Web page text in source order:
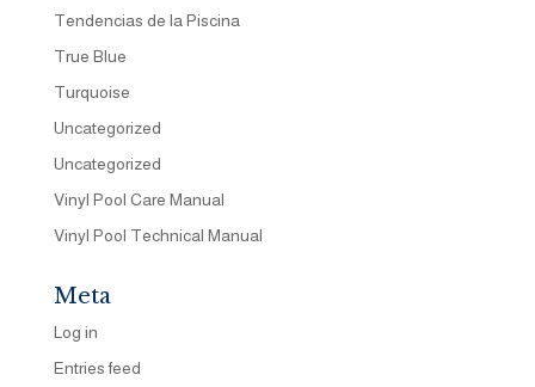
Tendencias de la Piscina
True Blue
Turquoise
Uncategorized
Uncategorized
Vinyl Pool Care Manual
Vinyl Pool Technical Manual
Meta
Log in
Entries feed